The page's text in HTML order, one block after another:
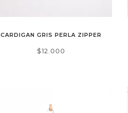
CARDIGAN GRIS PERLA ZIPPER
$12.000